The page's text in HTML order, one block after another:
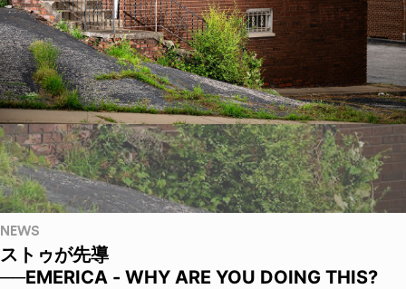
NEWS
ストゥが先導
──EMERICA - WHY ARE YOU DOING THIS?